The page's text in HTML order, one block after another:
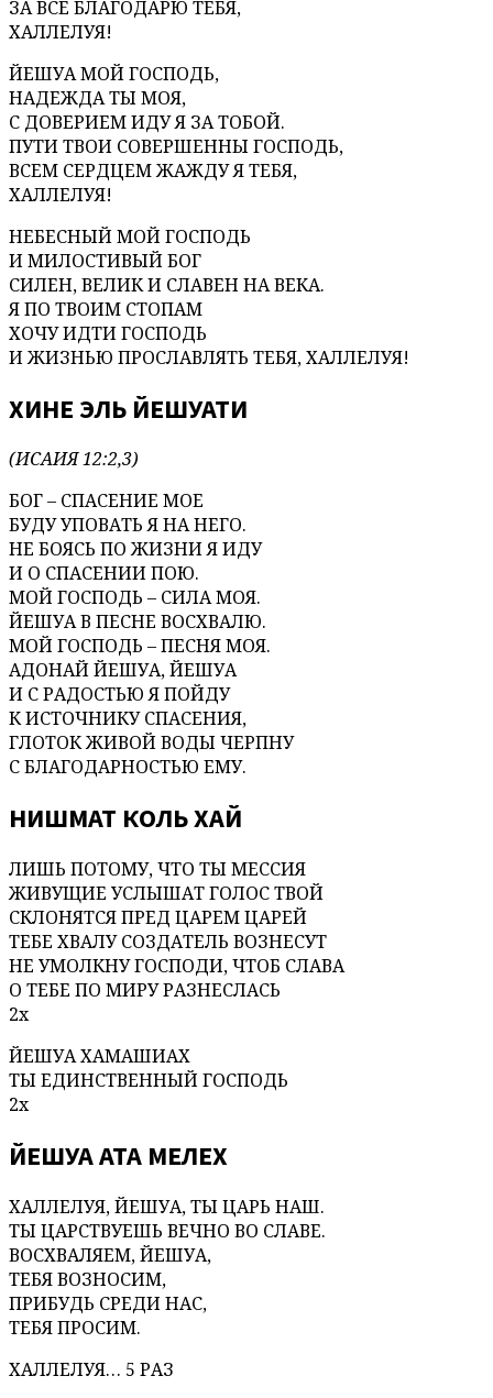
ЗА ВСЕ БЛАГОДАРЮ ТЕБЯ,
ХАЛЛЕЛУЯ!
ЙЕШУА МОЙ ГОСПОДЬ,
НАДЕЖДА ТЫ МОЯ,
С ДОВЕРИЕМ ИДУ Я ЗА ТОБОЙ.
ПУТИ ТВОИ СОВЕРШЕННЫ ГОСПОДЬ,
ВСЕМ СЕРДЦЕМ ЖАЖДУ Я ТЕБЯ,
ХАЛЛЕЛУЯ!
НЕБЕСНЫЙ МОЙ ГОСПОДЬ
И МИЛОСТИВЫЙ БОГ
СИЛЕН, ВЕЛИК И СЛАВЕН НА ВЕКА.
Я ПО ТВОИМ СТОПАМ
ХОЧУ ИДТИ ГОСПОДЬ
И ЖИЗНЬЮ ПРОСЛАВЛЯТЬ ТЕБЯ, ХАЛЛЕЛУЯ!
ХИНЕ ЭЛЬ ЙЕШУАТИ
(ИСАИЯ 12:2,3)
БОГ – СПАСЕНИЕ МОЕ
БУДУ УПОВАТЬ Я НА НЕГО.
НЕ БОЯСЬ ПО ЖИЗНИ Я ИДУ
И О СПАСЕНИИ ПОЮ.
МОЙ ГОСПОДЬ – СИЛА МОЯ.
ЙЕШУА В ПЕСНЕ ВОСХВАЛЮ.
МОЙ ГОСПОДЬ – ПЕСНЯ МОЯ.
АДОНАЙ ЙЕШУА, ЙЕШУА
И С РАДOСТЬЮ Я ПОЙДУ
К ИСТОЧНИКУ СПАСЕНИЯ,
ГЛОТОК ЖИВОЙ ВОДЫ ЧЕРПНУ
С БЛАГОДАРНОСТЬЮ ЕМУ.
НИШМАТ КОЛЬ ХАЙ
ЛИШЬ ПОТОМУ, ЧТО ТЫ МЕССИЯ
ЖИВУЩИЕ УСЛЫШАТ ГОЛОС ТВОЙ
СКЛОНЯТСЯ ПРЕД ЦАРЕМ ЦАРЕЙ
ТЕБЕ ХВАЛУ СОЗДАТЕЛЬ ВОЗНЕСУТ
НЕ УМОЛКНУ ГОСПОДИ, ЧТОБ СЛАВА
О ТЕБЕ ПО МИРУ РАЗНЕСЛАСЬ
2х
ЙЕШУА ХАМАШИАХ
ТЫ ЕДИНСТВЕННЫЙ ГОСПОДЬ
2х
ЙЕШУА АТА МЕЛЕХ
ХАЛЛЕЛУЯ, ЙЕШУА, ТЫ ЦАРЬ НАШ.
ТЫ ЦАРСТВУЕШЬ ВЕЧНО ВО СЛАВЕ.
ВОСХВАЛЯЕМ, ЙЕШУА,
ТЕБЯ ВОЗНОСИМ,
ПРИБУДЬ СРЕДИ НАС,
ТЕБЯ ПРОСИМ.
ХАЛЛЕЛУЯ… 5 РАЗ